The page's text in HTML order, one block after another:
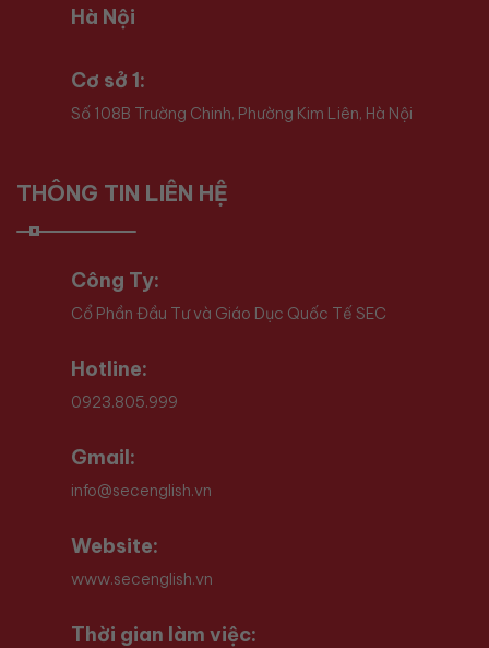
Hà Nội
Cơ sở 1:
Số 108B Trường Chinh, Phường Kim Liên, Hà Nội
THÔNG TIN LIÊN HỆ
Công Ty:
Cổ Phần Đầu Tư và Giáo Dục Quốc Tế SEC
Hotline:
0923.805.999
Gmail:
info@secenglish.vn
Website:
www.secenglish.vn
Thời gian làm việc: